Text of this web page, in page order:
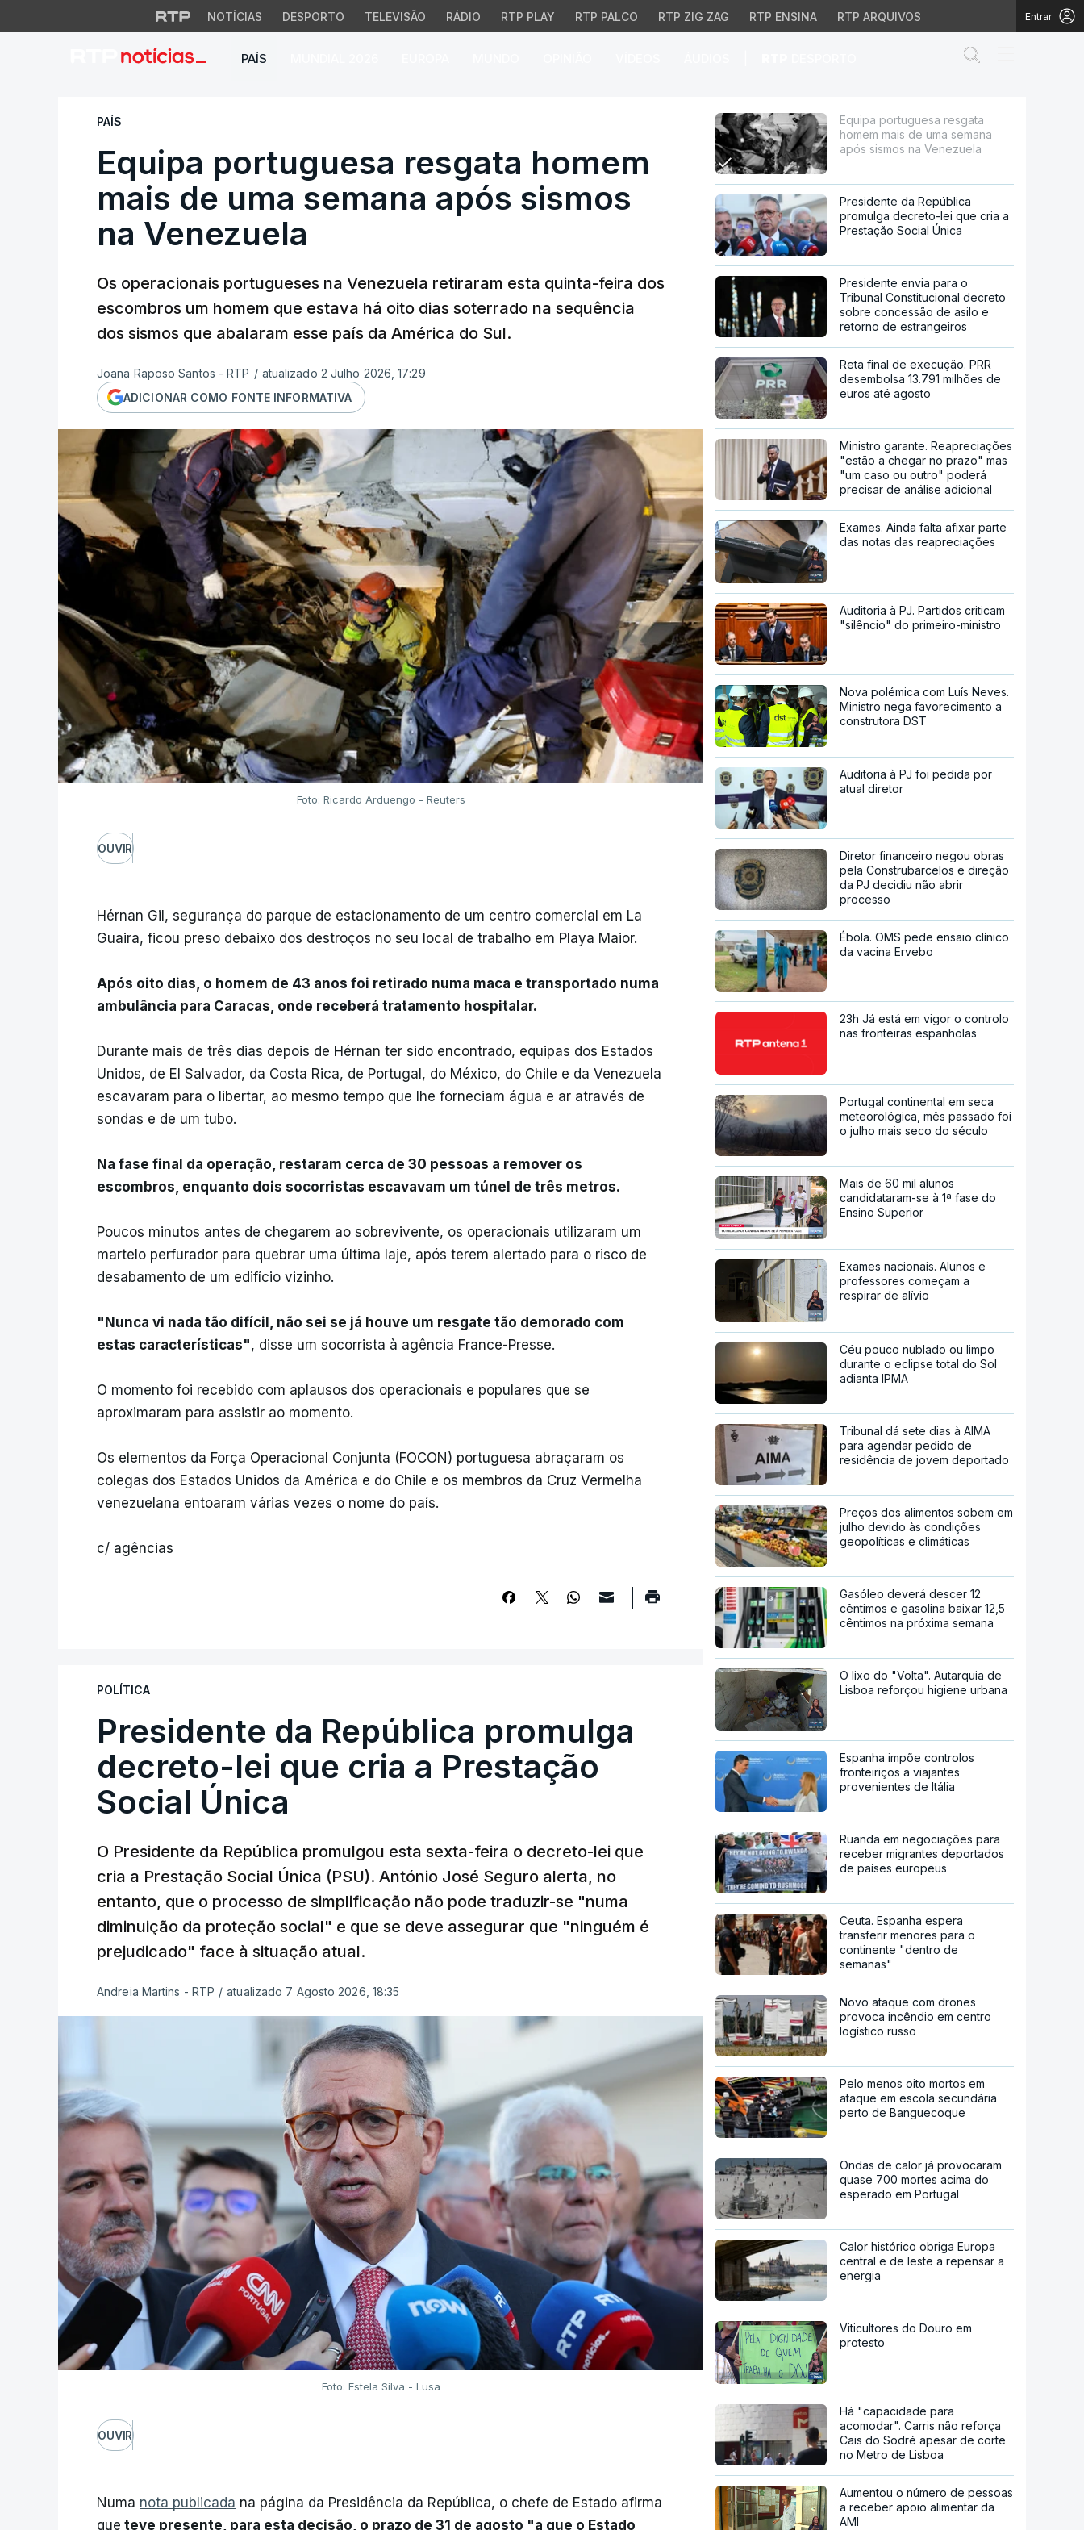
NOTÍCIAS DESPORTO TELEVISÃO RÁDIO RTP PLAY RTP PALCO RTP ZIG ZAG RTP ENSINA RTP ARQUIVOS Entrar
PAÍS
Equipa portuguesa resgata homem mais de uma semana após
PAÍS
Equipa portuguesa resgata homem
mais de uma semana após sismos
na Venezuela
Os operacionais portugueses na Venezuela retiraram esta quinta-feira dos
escombros um homem que estava há oito dias soterrado na sequência
dos sismos que abalaram esse país da América do Sul.
Joana Raposo Santos - RTP / atualizado 2 Julho 2026, 17:29
ADICIONAR COMO FONTE INFORMATIVA
Foto: Ricardo Arduengo - Reuters
OUVIR
Hérnan Gil, segurança do parque de estacionamento de um centro comercial em La
Guaira, ficou preso debaixo dos destroços no seu local de trabalho em Playa Maior.
Após oito dias, o homem de 43 anos foi retirado numa maca e transportado numa
ambulância para Caracas, onde receberá tratamento hospitalar.
Durante mais de três dias depois de Hérnan ter sido encontrado, equipas dos Estados
Unidos, de El Salvador, da Costa Rica, de Portugal, do México, do Chile e da Venezuela
escavaram para o libertar, ao mesmo tempo que lhe forneciam água e ar através de
sondas e de um tubo.
Na fase final da operação, restaram cerca de 30 pessoas a remover os
escombros, enquanto dois socorristas escavavam um túnel de três metros.
Poucos minutos antes de chegarem ao sobrevivente, os operacionais utilizaram um
martelo perfurador para quebrar uma última laje, após terem alertado para o risco de
desabamento de um edifício vizinho.
"Nunca vi nada tão difícil, não sei se já houve um resgate tão demorado com
estas características", disse um socorrista à agência France-Presse.
O momento foi recebido com aplausos dos operacionais e populares que se
aproximaram para assistir ao momento.
Os elementos da Força Operacional Conjunta (FOCON) portuguesa abraçaram os
colegas dos Estados Unidos da América e do Chile e os membros da Cruz Vermelha
venezuelana entoaram várias vezes o nome do país.
c/ agências
POLÍTICA
Presidente da República promulga
decreto-lei que cria a Prestação
Social Única
O Presidente da República promulgou esta sexta-feira o decreto-lei que
cria a Prestação Social Única (PSU). António José Seguro alerta, no
entanto, que o processo de simplificação não pode traduzir-se "numa
diminuição da proteção social" e que se deve assegurar que "ninguém é
prejudicado" face à situação atual.
Andreia Martins - RTP / atualizado 7 Agosto 2026, 18:35
Foto: Estela Silva - Lusa
OUVIR
Numa nota publicada na página da Presidência da República, o chefe de Estado afirma
que teve presente, para esta decisão, o prazo de 31 de agosto "a que o Estado
Equipa portuguesa resgata
homem mais de uma semana
após sismos na Venezuela
Presidente da República
promulga decreto-lei que cria a
Prestação Social Única
Presidente envia para o
Tribunal Constitucional decreto
sobre concessão de asilo e
retorno de estrangeiros
Reta final de execução. PRR
desembolsa 13.791 milhões de
euros até agosto
Ministro garante. Reapreciações
"estão a chegar no prazo" mas
"um caso ou outro" poderá
precisar de análise adicional
Exames. Ainda falta afixar parte
das notas das reapreciações
Auditoria à PJ. Partidos criticam
"silêncio" do primeiro-ministro
Nova polémica com Luís Neves.
Ministro nega favorecimento a
construtora DST
Auditoria à PJ foi pedida por
atual diretor
Diretor financeiro negou obras
pela Construbarcelos e direção
da PJ decidiu não abrir
processo
Ébola. OMS pede ensaio clínico
da vacina Ervebo
23h Já está em vigor o controlo
nas fronteiras espanholas
Portugal continental em seca
meteorológica, mês passado foi
o julho mais seco do século
Mais de 60 mil alunos
candidataram-se à 1ª fase do
Ensino Superior
Exames nacionais. Alunos e
professores começam a
respirar de alívio
Céu pouco nublado ou limpo
durante o eclipse total do Sol
adianta IPMA
Tribunal dá sete dias à AIMA
para agendar pedido de
residência de jovem deportado
Preços dos alimentos sobem em
julho devido às condições
geopolíticas e climáticas
Gasóleo deverá descer 12
cêntimos e gasolina baixar 12,5
cêntimos na próxima semana
O lixo do "Volta". Autarquia de
Lisboa reforçou higiene urbana
Espanha impõe controlos
fronteiriços a viajantes
provenientes de Itália
Ruanda em negociações para
receber migrantes deportados
de países europeus
Ceuta. Espanha espera
transferir menores para o
continente "dentro de
semanas"
Novo ataque com drones
provoca incêndio em centro
logístico russo
Pelo menos oito mortos em
ataque em escola secundária
perto de Banguecoque
Ondas de calor já provocaram
quase 700 mortes acima do
esperado em Portugal
Calor histórico obriga Europa
central e de leste a repensar a
energia
Viticultores do Douro em
protesto
Há "capacidade para
acomodar". Carris não reforça
Cais do Sodré apesar de corte
no Metro de Lisboa
Aumentou o número de pessoas
a receber apoio alimentar da
AMI